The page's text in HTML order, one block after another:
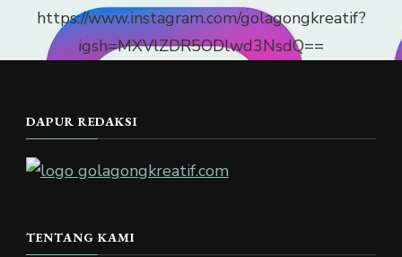
https://www.instagram.com/golagongkreatif?
igsh=MXVlZDR5ODlwd3NsdQ==
DAPUR REDAKSI
TENTANG KAMI